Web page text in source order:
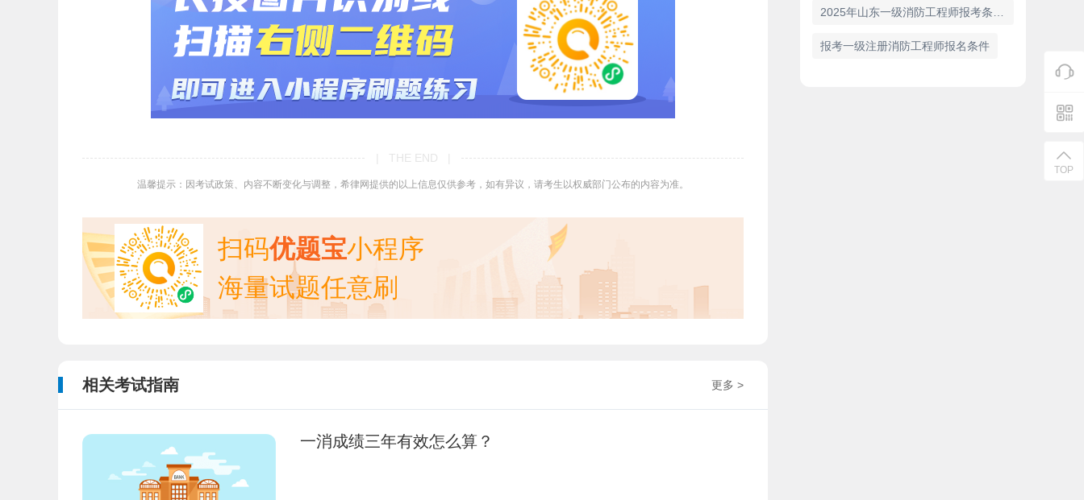
| THE END |
温馨提示：因考试政策、内容不断变化与调整，希律网提供的以上信息仅供参考，如有异议，请考生以权威部门公布的内容为准。
扫码优题宝小程序
海量试题任意刷
相关考试指南 更多 >
一消成绩三年有效怎么算？
报考一级注册消防工程师报名条件
TOP